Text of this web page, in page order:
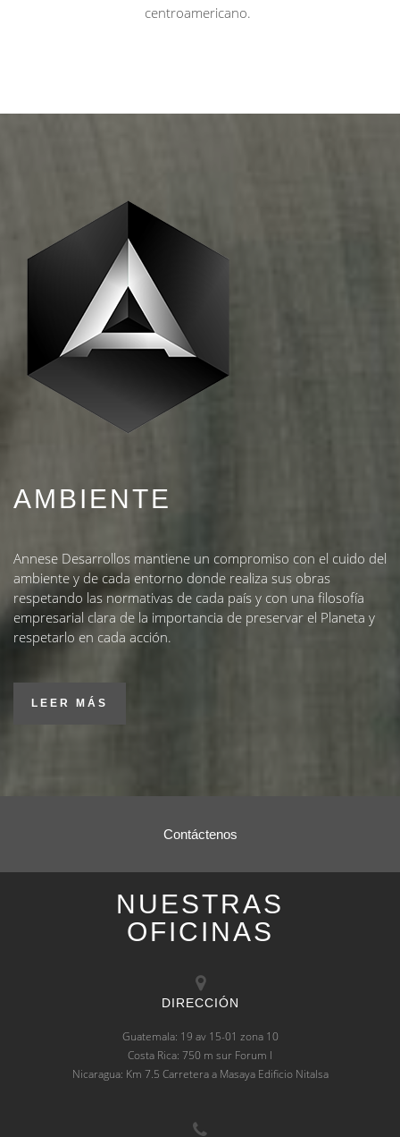
centroamericano.
AMBIENTE
Annese Desarrollos mantiene un compromiso con el cuido del
ambiente y de cada entorno donde realiza sus obras
respetando las normativas de cada país y con una filosofía
empresarial clara de la importancia de preservar el Planeta y
respetarlo en cada acción.
LEER MÁS
Contáctenos
NUESTRAS
OFICINAS
DIRECCIÓN
Guatemala: 19 av 15-01 zona 10
Costa Rica: 750 m sur Forum I
Nicaragua: Km 7.5 Carretera a Masaya Edificio Nitalsa